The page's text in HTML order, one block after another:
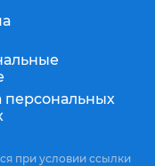
персональных
при условии ссылки